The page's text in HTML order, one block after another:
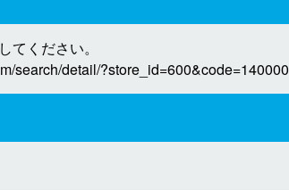
てください。
search/detail/?store_id=600&code=140000